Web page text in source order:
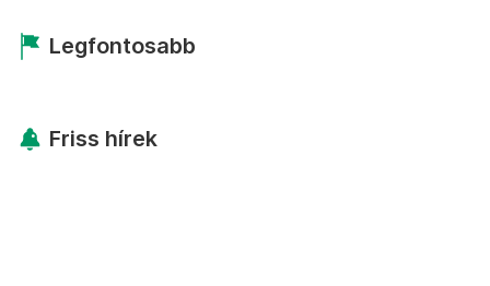
Legfontosabb
Friss hírek